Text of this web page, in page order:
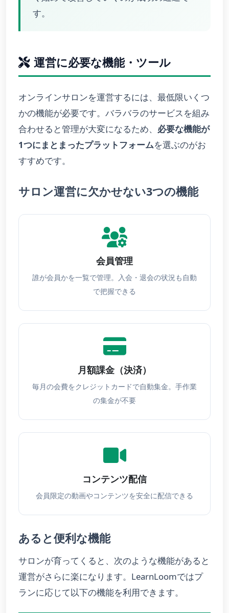
す。
運営に必要な機能・ツール
オンラインサロンを運営するには、最低限いくつ
かの機能が必要です。バラバラのサービスを組み
合わせると管理が大変になるため、 必要な機能が
1つにまとまったプラットフォームを選ぶのがお
すすめです。
サロン運営に欠かせない3つの機能
会員管理
誰が会員かを一覧で管理。入会・退会の状況も自動
で把握できる
月額課金（決済）
毎月の会費をクレジットカードで自動集金。手作業
の集金が不要
コンテンツ配信
会員限定の動画やコンテンツを安全に配信できる
あると便利な機能
サロンが育ってくると、次のような機能があると
運営がさらに楽になります。LearnLoomではプ
ランに応じて以下の機能を利用できます。